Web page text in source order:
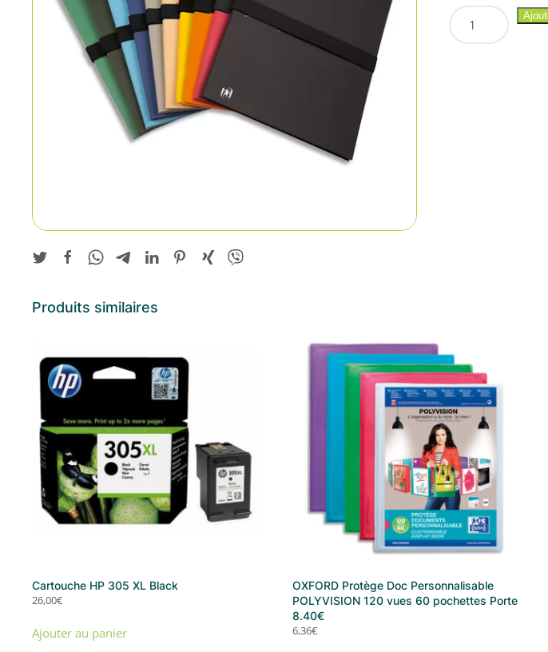
Produits similaires
Cartouche HP 305 XL Black
26,00€
Ajouter au panier
OXFORD Protège Doc Personnalisable
POLYVISION 120 vues 60 pochettes Porte
8.40€
6,36€